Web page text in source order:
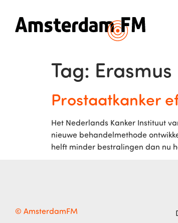
Tag:
Prostaatkanker
Het Nederlands Kanker Instituut
nieuwe behandelmethode
helft minder bestralingen dan nu
© AmsterdamFM